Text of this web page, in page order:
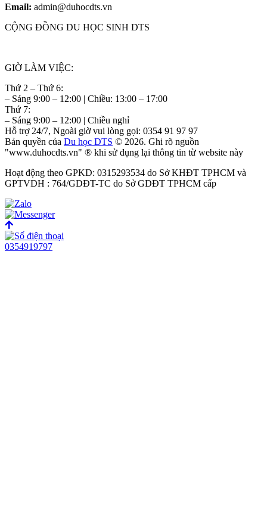
Email: admin@duhocdts.vn
CỘNG ĐỒNG DU HỌC SINH DTS
GIỜ LÀM VIỆC:
Thứ 2 – Thứ 6:
– Sáng 9:00 – 12:00 | Chiều: 13:00 – 17:00
Thứ 7:
– Sáng 9:00 – 12:00 | Chiều nghỉ
Hỗ trợ 24/7, Ngoài giờ vui lòng gọi: 0354 91 97 97
Bản quyền của Du học DTS © 2026. Ghi rõ nguồn
"www.duhocdts.vn" ® khi sử dụng lại thông tin từ website này
Hoạt động theo GPKD: 0315293534 do Sở KHĐT TPHCM và
GPTVDH : 764/GDĐT-TC do Sở GDĐT TPHCM cấp
0354919797